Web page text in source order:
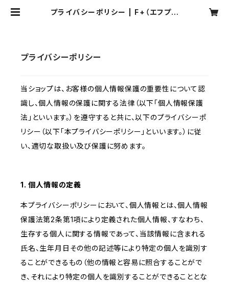
プライバシーポリシー | F+（エフプラ
プライバシーポリシー
当ショップは、お客様の個人情報保護の重要性について認
識し、個人情報の保護に関する法律（以下「個人情報保護
法」といいます。）を遵守すると共に、以下のプライバシーポ
リシー（以下「本プライバシーポリシー」といいます。）に従
い、適切な取扱い及び保護に努めます。
1. 個人情報の定義
本プライバシーポリシーにおいて、個人情報とは、個人情報
保護法第2条第1項により定義された個人情報、すなわち、
生存する個人に関する情報であって、当該情報に含まれる
氏名、生年月日その他の記述等により特定の個人を識別す
ることができるもの（他の情報と容易に照合することがで
き、それにより特定の個人を識別することができることとな